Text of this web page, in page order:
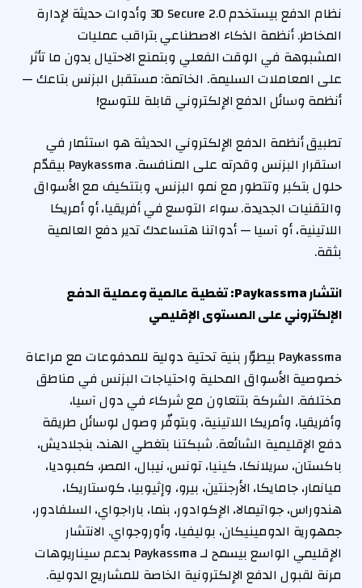
نظام الدفع بيستخدم 3D Secure 2.0 وأدوات حديثة لإدارة
المخاطر. أنظمة الذكاء الاصطناعي بتراقب عمليات
المشبوهة في الوقت الفعلي وبتمنع الاحتيال بدون ما تأثر
على المعاملات السليمة. الخاتمة: مستقبل البزنس بتاعك —
أنظمة وسائل الدفع الإلكتروني قابلة للتوسع!
تطبيق أنظمة الدفع الإلكتروني الحديثة هو استثمار في
استقرار البزنس وقدرته على المنافسة. Paykassma بيقدّم
حلول بتكبر وتتطور مع نمو البزنس، وبتتكيف مع الأسواق
والتقنيات الجديدة. سواء التوسع في أفريقيا، أو أمريكا
اللاتينية، أو آسيا — أدواتنا هتساعدك تدير دفع العالمية
بثقة.
انتشارPaykassma:
تغطية عالمية وعملية الدفع
الإلكتروني على المستوى الإقليمي
Paykassma بيطوّر بنية تحتية دولية للمدفوعات مع مراعاة
خصوصية الأسواق المحلية واحتياجات البزنس في مناطق
مختلفة. الشركة بتتعاون مع شركاء في دول آسيا،
وأفريقيا، وأمريكا اللاتينية، وبتوفّر وصول لوسائل طريقة
دفع الإقليمية الشائعة. شبكتنا بتغطي الهند، بنجلاديش،
باكستان، سريلانكا، كينيا، تونس، نيبال، المصر، كمبوديا،
ميانمار، جامايكا، الأرجنتين، بيرو، وإثيوبيا، كوستاريكا،
هندوراس، جواتيمالا، الإكوادور، بنما، باراجواي، السلفادور،
جمهورية الدومينيكان، بوليفيا، وأوروجواي. الانتشار
الإقليمي الواسع بيسمح لـ Paykassma بدعم سيناريوهات
مرنة لقبول الدفع الإلكترونية الخاصة للمشاريع الدولية.